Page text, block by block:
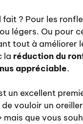
? Pour les
légers. Ou pour
tout à améliorer
la réduction du
appréciable.
un excellent
de vouloir un oreiller
mais que vous